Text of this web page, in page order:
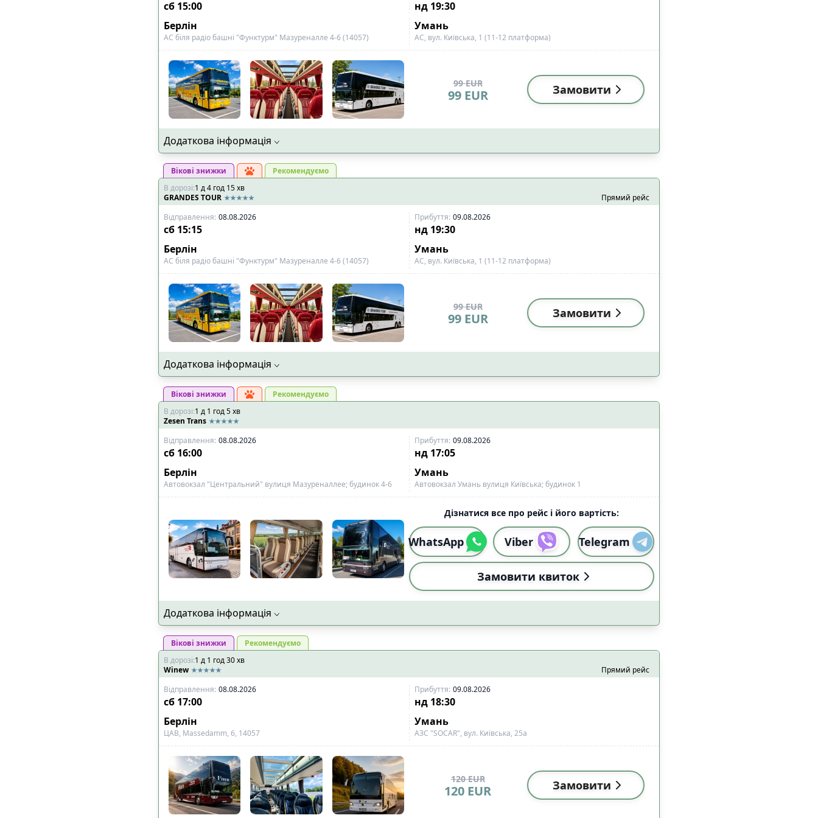
сб 15:00 нд 19:30
Берлін
Умань
АС біля радіо башні "Функтурм" Мазуреналле 4-6 (14057) АС, вул. Київська, 1 (11-12 платформа)
99 EUR
99 EUR Замовити
Додаткова інформація
Вікові знижки
Рекомендуємо
В дорозі:1 д4 год 15хв
GRANDES TOUR
Прямий рейс
Відправлення: 08.08.2026 Прибуття: 09.08.2026
сб 15:15 нд 19:30
Берлін
Умань
АС біля радіо башні "Функтурм" Мазуреналле 4-6 (14057) АС, вул. Київська, 1 (11-12 платформа)
99 EUR
99 EUR Замовити
Додаткова інформація
Вікові знижки
Рекомендуємо
В дорозі:1 д 1 год5хв
Zesen Trans
Відправлення: 08.08.2026 Прибуття: 09.08.2026
сб 16:00 нд 17:05
Берлін
Умань
Автовокзал "Центральний" вулиця Мазуреналлее; будинок 4-6 Автовокзал Умань вулиця Київська; будинок 1
Дізнатися все про рейс і його вартість:
WhatsApp Viber Telegram
Замовити квиток
Додаткова інформація
Вікові знижки
Рекомендуємо
В дорозі:1 д 1 год30хв
Winew
Прямий рейс
Відправлення: 08.08.2026 Прибуття: 09.08.2026
сб 17:00 нд 18:30
Берлін
Умань
ЦАВ, Massedamm, 6, 14057 АЗС "SOCAR", вул. Київська, 25а
120 EUR
120 EUR Замовити